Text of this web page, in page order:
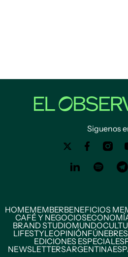
Siguenos
HOMEMEMBERBENEFICIOS
CAFÉ Y NEGOCIOS
BRAND STUDIOMUNDO
LIFESTYLEOPINIÓNFÚNEBRES
EDICIONES ESPECIALES
NEWSLETTERSARGENTINA